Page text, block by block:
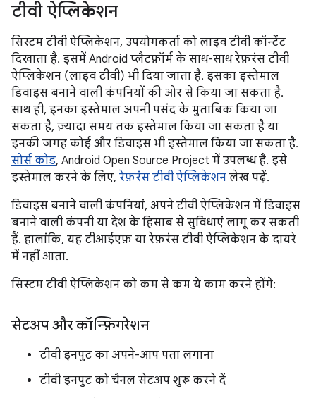
टीवी ऐप्लिकेशन
सिस्टम टीवी ऐप्लिकेशन, उपयोगकर्ता को लाइव टीवी कॉन्टेंट
दिखाता है. इसमें Android प्लैटफ़ॉर्म के साथ-साथ रेफ़रंस टीवी
ऐप्लिकेशन (लाइव टीवी) भी दिया जाता है. इसका इस्तेमाल
डिवाइस बनाने वाली कंपनियों की ओर से किया जा सकता है.
साथ ही, इनका इस्तेमाल अपनी पसंद के मुताबिक किया जा
सकता है, ज़्यादा समय तक इस्तेमाल किया जा सकता है या
इनकी जगह कोई और डिवाइस भी इस्तेमाल किया जा सकता है.
सोर्स कोड, Android Open Source Project में उपलब्ध है. इसे
इस्तेमाल करने के लिए, रेफ़रंस टीवी ऐप्लिकेशन लेख पढ़ें.
डिवाइस बनाने वाली कंपनियां, अपने टीवी ऐप्लिकेशन में डिवाइस
बनाने वाली कंपनी या देश के हिसाब से सुविधाएं लागू कर सकती
हैं. हालांकि, यह टीआईएफ़ या रेफ़रंस टीवी ऐप्लिकेशन के दायरे
में नहीं आता.
सिस्टम टीवी ऐप्लिकेशन को कम से कम ये काम करने होंगे:
सेटअप और कॉन्फ़िगरेशन
टीवी इनपुट का अपने-आप पता लगाना
टीवी इनपुट को चैनल सेटअप शुरू करने दें